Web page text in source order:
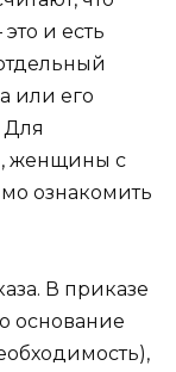
и есть
или его
Для
женщины с
ознакомить
В приказе
основание